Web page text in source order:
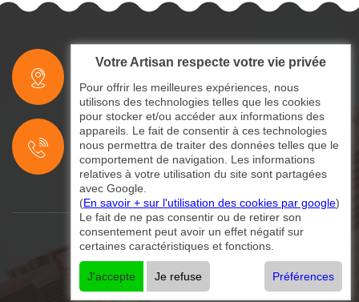
indisponible
indisponible
©2024 - 2026 Tout droit réservé
Mentions légales-Contactez-nous
Votre Artisan respecte votre vie privée
Pour offrir les meilleures expériences, nous
utilisons des technologies telles que les cookies
pour stocker et/ou accéder aux informations des
appareils. Le fait de consentir à ces technologies
nous permettra de traiter des données telles que le
comportement de navigation. Les informations
relatives à votre utilisation du site sont partagées
avec Google.
(En savoir + sur l'utilisation des cookies par google)
Le fait de ne pas consentir ou de retirer son
consentement peut avoir un effet négatif sur
certaines caractéristiques et fonctions.
J'accepte Je refuse Préférences